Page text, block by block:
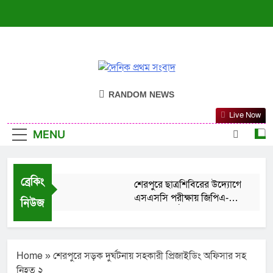
দৈনিক প্রথম সংবাদ
RANDOM NEWS
MENU
Live Now
ব্রেকিং
নিউজ
শেরপুরে ছাত্রশিবিরের উদ্যোগে
এসএসসি পরীক্ষায় জিপিএ-৫
চট্টগ্রামে সেনাবাহিনীর উদ্যোগে
নার্সিং প্রশিক্ষণ শুরু
August 10, 2026
Home»শেরপুরে সড়ক দুর্ঘটনায় সহকারী প্রিজাইডিং অফিসার সহ